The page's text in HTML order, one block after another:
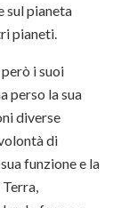
sul pianeta
pianeti.
i suoi
perso la sua
diverse
di
funzione e la
Terra,